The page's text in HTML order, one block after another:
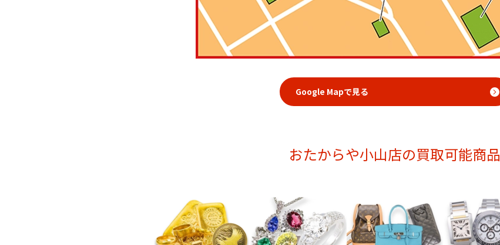
Google Mapで見る
おたからや小山店の買取可能商品